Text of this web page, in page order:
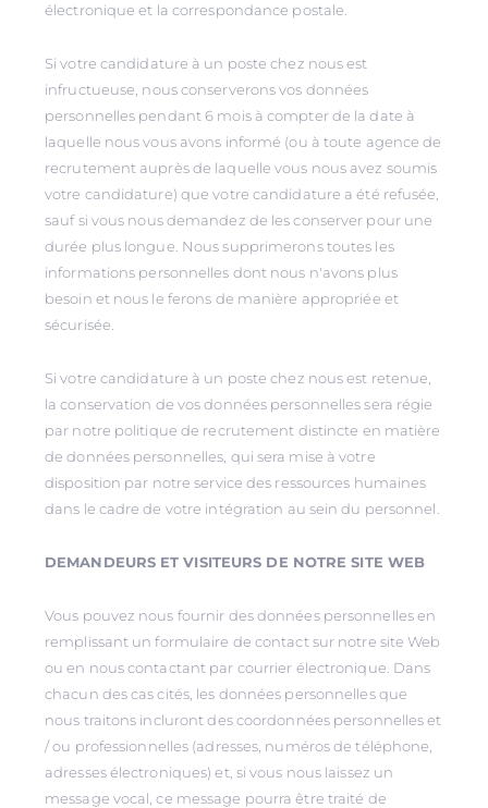
électronique et la correspondance postale.
Si votre candidature à un poste chez nous est
infructueuse, nous conserverons vos données
personnelles pendant 6 mois à compter de la date à
laquelle nous vous avons informé (ou à toute agence de
recrutement auprès de laquelle vous nous avez soumis
votre candidature) que votre candidature a été refusée,
sauf si vous nous demandez de les conserver pour une
durée plus longue. Nous supprimerons toutes les
informations personnelles dont nous n'avons plus
besoin et nous le ferons de manière appropriée et
sécurisée.
Si votre candidature à un poste chez nous est retenue,
la conservation de vos données personnelles sera régie
par notre politique de recrutement distincte en matière
de données personnelles, qui sera mise à votre
disposition par notre service des ressources humaines
dans le cadre de votre intégration au sein du personnel.
DEMANDEURS ET VISITEURS DE NOTRE SITE WEB
Vous pouvez nous fournir des données personnelles en
remplissant un formulaire de contact sur notre site Web
ou en nous contactant par courrier électronique. Dans
chacun des cas cités, les données personnelles que
nous traitons incluront des coordonnées personnelles et
/ ou professionnelles (adresses, numéros de téléphone,
adresses électroniques) et, si vous nous laissez un
message vocal, ce message pourra être traité de